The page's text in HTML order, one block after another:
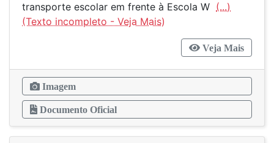
transporte escolar em frente à Escola W (...)
Veja Mais
Imagem
Documento Oficial